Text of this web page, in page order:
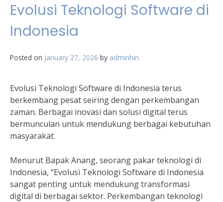
Evolusi Teknologi Software di
Indonesia
Posted on January 27, 2026 by adminhin
Evolusi Teknologi Software di Indonesia terus
berkembang pesat seiring dengan perkembangan
zaman. Berbagai inovasi dan solusi digital terus
bermunculan untuk mendukung berbagai kebutuhan
masyarakat.
Menurut Bapak Anang, seorang pakar teknologi di
Indonesia, “Evolusi Teknologi Software di Indonesia
sangat penting untuk mendukung transformasi
digital di berbagai sektor. Perkembangan teknologi